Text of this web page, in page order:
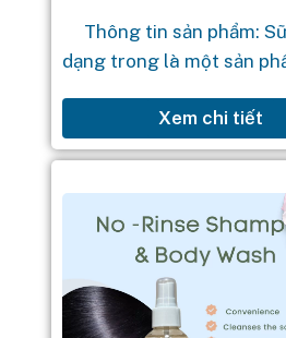
Thông tin sản phẩm:
dạng trong là một sản
gel. Công dụng: Làm
loại bỏ những
Xem chi tiết